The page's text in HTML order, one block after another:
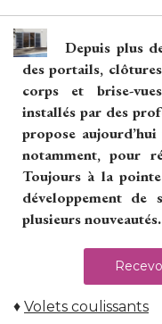
Depuis plus
des portails,
corps et brise-
installés par des
propose
notamment, pour
Toujours à la
développement
plusieurs nouveautés.
♦ Volets coulissants